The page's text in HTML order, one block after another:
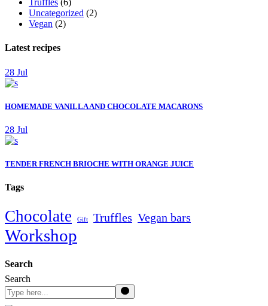
Truffles (6)
Uncategorized (2)
Vegan (2)
Latest recipes
28 Jul
HOMEMADE VANILLA AND CHOCOLATE MACARONS
28 Jul
TENDER FRENCH BRIOCHE WITH ORANGE JUICE
Tags
Chocolate Gift Truffles Vegan bars
Workshop
Search
Search